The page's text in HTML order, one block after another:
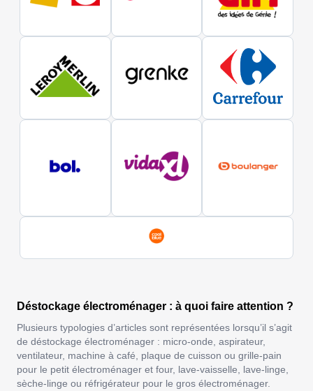
Déstockage électroménager : à quoi faire attention ?
Plusieurs typologies d’articles sont représentées lorsqu’il s’agit
de déstockage électroménager : micro-onde, aspirateur,
ventilateur, machine à café, plaque de cuisson ou grille-pain
pour le petit électroménager et four, lave-vaisselle, lave-linge,
sèche-linge ou réfrigérateur pour le gros électroménager.